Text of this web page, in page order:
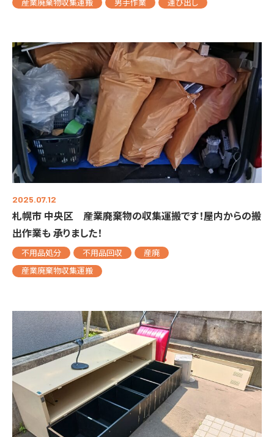
2025.07.12
札幌市 中央区 産業廃棄物の収集運搬です！屋内からの搬
出作業も 承りました！
不用品処分 不用品回収
産廃
産業廃棄物収集運搬